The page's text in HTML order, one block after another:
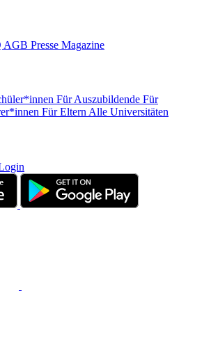
AGB Presse Magazine
Für Auszubildende Für
Für Eltern Alle Universitäten